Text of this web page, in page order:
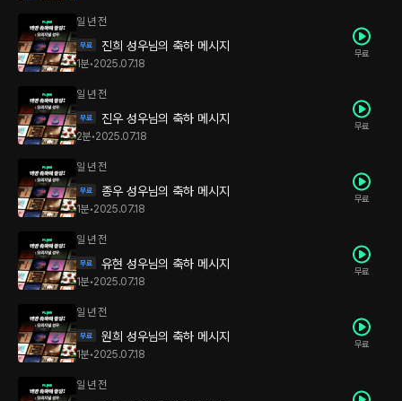
일 년 전
진희 성우님의 축하 메시지
1분•2025.07.18
무료
일 년 전
진우 성우님의 축하 메시지
2분•2025.07.18
무료
일 년 전
종우 성우님의 축하 메시지
1분•2025.07.18
무료
일 년 전
유현 성우님의 축하 메시지
1분•2025.07.18
무료
일 년 전
원희 성우님의 축하 메시지
1분•2025.07.18
무료
일 년 전